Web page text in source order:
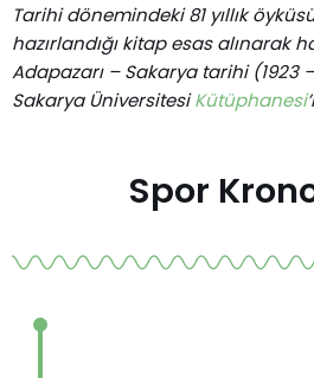
Tarihi dönemindeki 81 yıllık
hazırlandığı kitap esas alınarak
Adapazarı – Sakarya tarihi (1923
Sakarya ÜniversitesiKütüphanesi
Spor